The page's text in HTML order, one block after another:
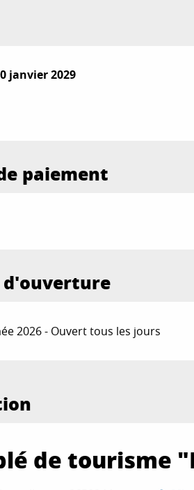
2024au30 janvier 2029
janvier 2029
paiement
d'ouverture
2026 - Ouvert tous les jours
de tourisme